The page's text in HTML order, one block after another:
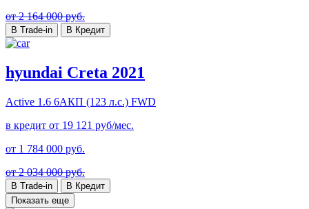
от 2 164 000 руб.
В Trade-in В Кредит
hyundai Creta 2021
Active 1.6 6AКП (123 л.с.) FWD
в кредит от 19 121 руб/мес.
от 1 784 000 руб.
от 2 034 000 руб.
В Trade-in
В Кредит
Показать еще